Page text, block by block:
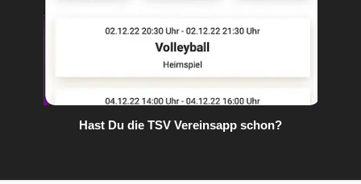
Hast Du die TSV Vereinsapp schon?